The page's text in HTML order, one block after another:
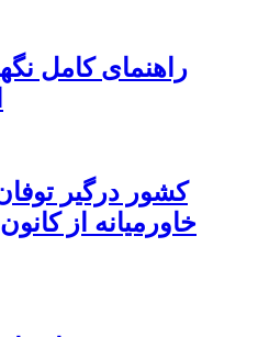
راهنمای کامل
خاورمیانه از